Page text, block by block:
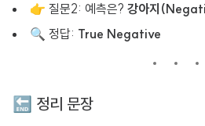
👉 질문2: 예측은? 강아지
🔍 정답: True Negative
🔚 정리 문장